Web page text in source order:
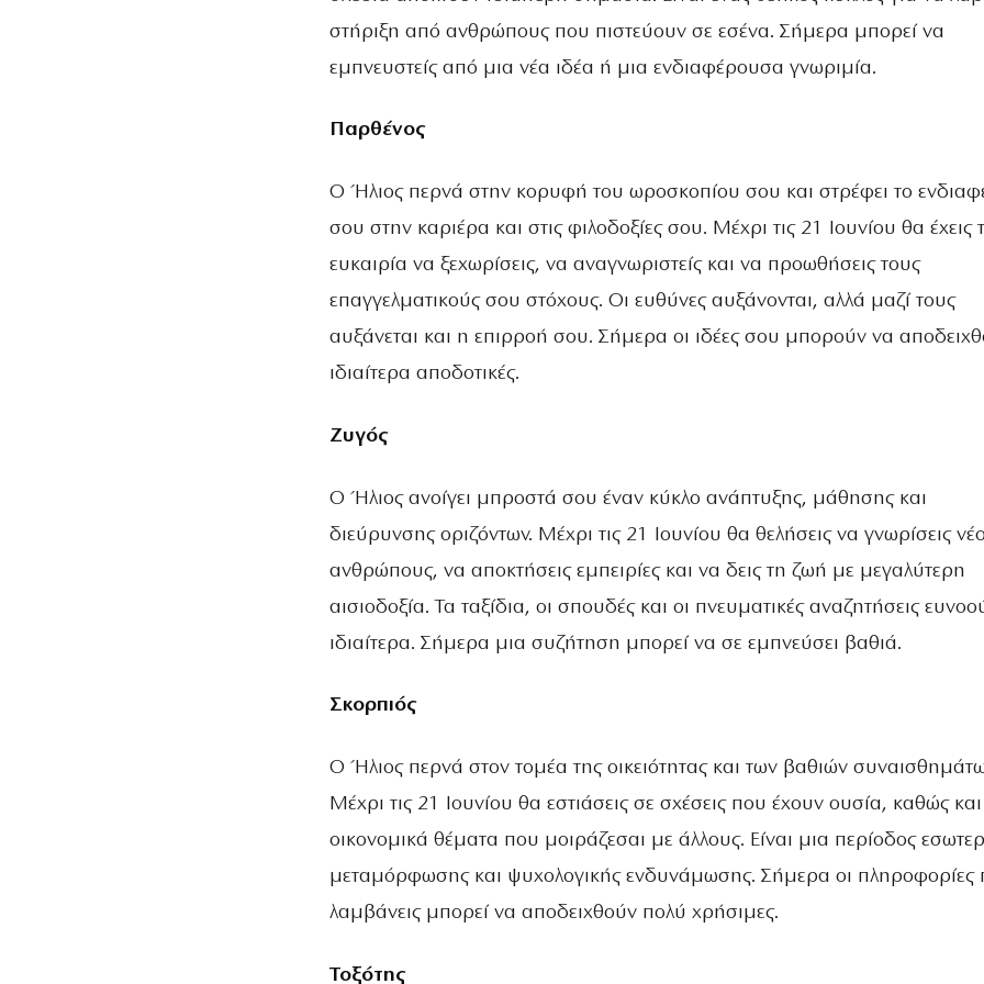
στήριξη από ανθρώπους που πιστεύουν σε εσένα. Σήμερα μπορεί να
εμπνευστείς από μια νέα ιδέα ή μια ενδιαφέρουσα γνωριμία.
Παρθένος
Ο Ήλιος περνά στην κορυφή του ωροσκοπίου σου και στρέφει το
σου στην καριέρα και στις φιλοδοξίες σου. Μέχρι τις 21 Ιουνίου θα έχεις
ευκαιρία να ξεχωρίσεις, να αναγνωριστείς και να προωθήσεις τους
επαγγελματικούς σου στόχους. Οι ευθύνες αυξάνονται, αλλά μαζί τους
αυξάνεται και η επιρροή σου. Σήμερα οι ιδέες σου μπορούν να
ιδιαίτερα αποδοτικές.
Ζυγός
Ο Ήλιος ανοίγει μπροστά σου έναν κύκλο ανάπτυξης, μάθησης και
διεύρυνσης οριζόντων. Μέχρι τις 21 Ιουνίου θα θελήσεις να γνωρίσεις
ανθρώπους, να αποκτήσεις εμπειρίες και να δεις τη ζωή με μεγαλύτερη
αισιοδοξία. Τα ταξίδια, οι σπουδές και οι πνευματικές αναζητήσεις
ιδιαίτερα. Σήμερα μια συζήτηση μπορεί να σε εμπνεύσει βαθιά.
Σκορπιός
Ο Ήλιος περνά στον τομέα της οικειότητας και των βαθιών
Μέχρι τις 21 Ιουνίου θα εστιάσεις σε σχέσεις που έχουν ουσία, καθώς
οικονομικά θέματα που μοιράζεσαι με άλλους. Είναι μια περίοδος
μεταμόρφωσης και ψυχολογικής ενδυνάμωσης. Σήμερα οι πληροφορίες
λαμβάνεις μπορεί να αποδειχθούν πολύ χρήσιμες.
Τοξότης